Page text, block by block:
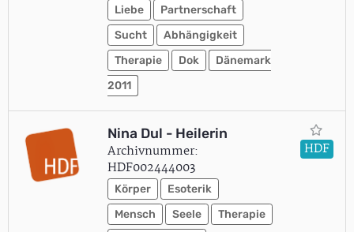
Liebe
Partnerschaft
Sucht
Abhängigkeit
Therapie
Dok
Dänemark
2011
Nina Dul - Heilerin
Archivnummer:
HDF002444003
Körper
Esoterik
Mensch
Seele
Therapie
HDF